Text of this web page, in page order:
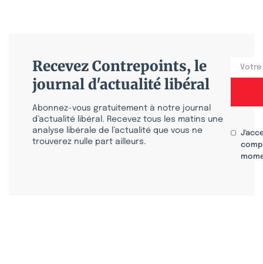
Recevez Contrepoints, le
journal d'actualité libéral
Abonnez-vous gratuitement à notre journal
d’actualité libéral. Recevez tous les matins une
analyse libérale de l’actualité que vous ne
trouverez nulle part ailleurs.